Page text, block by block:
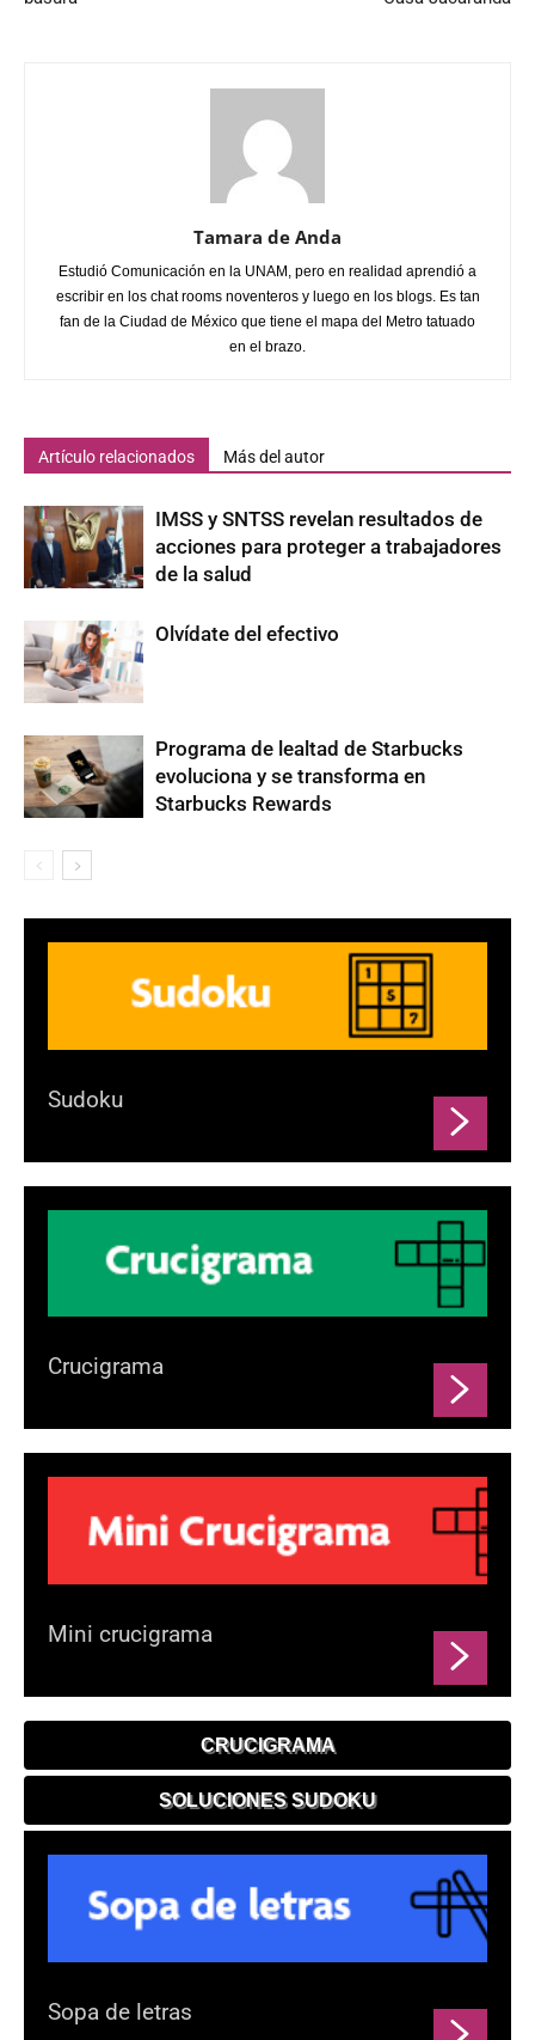
Tamara de Anda
Estudió Comunicación en la UNAM, pero en realidad aprendió a
escribir en los chat rooms noventeros y luego en los blogs. Es tan
fan de la Ciudad de México que tiene el mapa del Metro tatuado
en el brazo.
Artículo relacionados Más del autor
IMSS y SNTSS revelan resultados de
acciones para proteger a trabajadores
de la salud
Olvídate del efectivo
Programa de lealtad de Starbucks
evoluciona y se transforma en
Starbucks Rewards
Sudoku
Crucigrama
Mini crucigrama
CRUCIGRAMA
SOLUCIONES SUDOKU
Sopa de letras